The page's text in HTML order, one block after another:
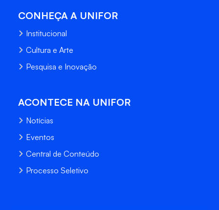
CONHEÇA A UNIFOR
Institucional
Cultura e Arte
Pesquisa e Inovação
ACONTECE NA UNIFOR
Notícias
Eventos
Central de Conteúdo
Processo Seletivo